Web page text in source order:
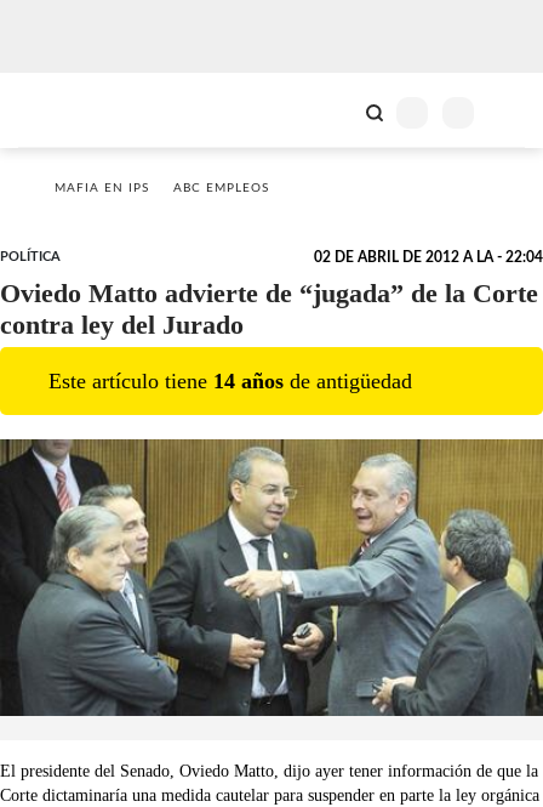
MAFIA EN IPS ABC EMPLEOS
POLÍTICA 02 DE ABRIL DE 2012 A LA - 22:04
Oviedo Matto advierte de “jugada” de la Corte
contra ley del Jurado
Este artículo tiene 14 años de antigüedad
El presidente del Senado, Oviedo Matto, dijo ayer tener información de que la
Corte dictaminaría una medida cautelar para suspender en parte la ley orgánica